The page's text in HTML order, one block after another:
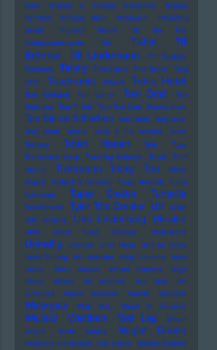
Mars
Thomas D Thomas Gottschalk
Thomas
Pynchon
Thomas Stein Thompson
Throbbing
Gristle
Thurston Moore
Tic Tac Toe
Tiefbasskommando TBK
Tikhet
Till
Brönner Till Lindemann
Tim Buckley
Timewarp Timmy Timo Lassy Tina Turner Toby
Keith
Tocotronic Tokens Tokio Hotel
Tom Gerhardt Tom Lehrer Tom Odell
Tom
Robinson Tom T. Hall Tom Tom Club Tommy Cash
Ton Steine Scherben Toni Krahl Tony Allen
Tony Krahl
Tony-L Toots & The Maytals
Torch
Tortoise
Toten Hosen Toto
Toya
Transvision Vamp
Traveling Wilburys Travis
Trent
Reznor
Trettmann Tricky Trio
Tristan
Brusch Tristwch Y Fenywod Trojan Records Tunde
Adebimpe
Tupac Shakur Turnstile
Tuxedomoon Tyler The Creator U2
UB40
Udo Jürgens
Udo Lindenberg Ukraine
UKW Ulrich Tukur Ultravox Underworld
Unheilig Unionen Uriah Heep
USA for Africa
Uschi Brüning Van Morrison Vicky Leandros Vince
Clarke
Vince Staples Violent Femmes
Virgin
Steele
Visage Viv Albertine Von Spar
Von
Südenfed
Walker Brothers Wanda Warpaint
Watergate Web Web Weird Al Yankovic
WeJazz Westbam Wet Leg
Wham
Wham!
White Stripes Wiglaf Droste
Wildecker Herzbuben Will Ferrell
William Shatner